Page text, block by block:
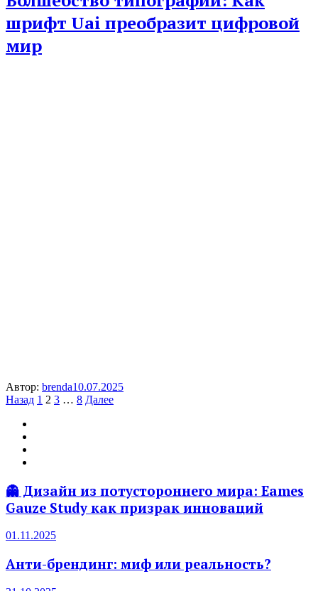
шрифт Uai преобразит цифровой
мир
Автор: brenda10.07.2025
Пагинация
записей
Назад 1 2 3 … 8 Далее
👻 Дизайн из потустороннего мира: Eames
Gauze Study как призрак инноваций
01.11.2025
Анти-брендинг: миф или реальность?